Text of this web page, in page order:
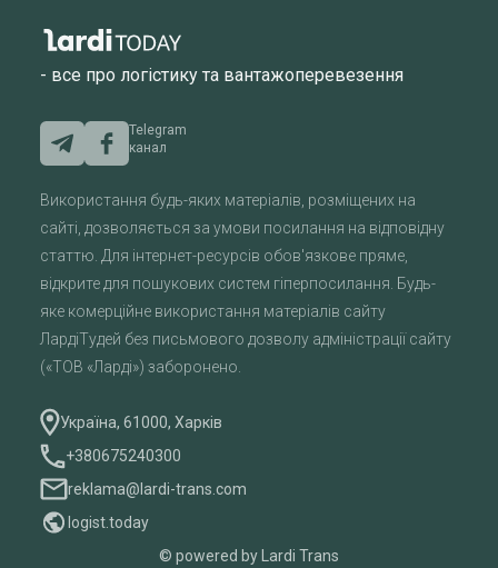
- все про логістику та вантажоперевезення
Telegram
канал
Використання будь-яких матеріалів, розміщених на
сайті, дозволяється за умови посилання на відповідну
статтю. Для інтернет-ресурсів обов'язкове пряме,
відкрите для пошукових систем гіперпосилання. Будь-
яке комерційне використання матеріалів сайту
ЛардіТудей без письмового дозволу адміністрації сайту
(«ТОВ «Ларді») заборонено.
Україна, 61000, Харків
+380675240300
reklama@lardi-trans.com
logist.today
© powered by Lardi Trans